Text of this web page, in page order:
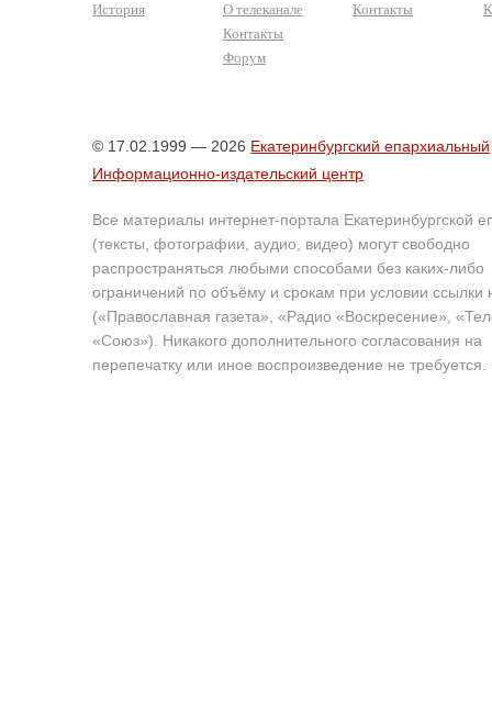
История
О телеканале
Контакты
Форум
Контакты
© 17.02.1999 — 2026 Екатеринбургский епархиальный
Информационно-издательский центр
Все материалы интернет-портала Екатеринбургской
(тексты, фотографии, аудио, видео) могут свободно
распространяться любыми способами без каких-либо
ограничений по объёму и срокам при условии ссылки
(«Православная газета», «Радио «Воскресение»,
«Союз»). Никакого дополнительного согласования на
перепечатку или иное воспроизведение не требуется.